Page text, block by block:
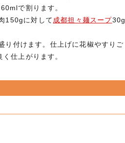
で割ります。
150gに対して成都担々麺スープ30g
り付けます。仕上げに花椒やすりご
仕上がります。